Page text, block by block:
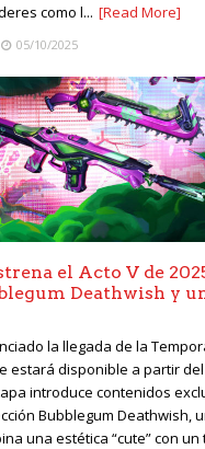
como l... [Read More]
05/10/2025
el Acto V de
Deathwish y
la llegada de la
estará disponible a partir
introduce contenidos
Bubblegum Deathwish,
una estética “cute” con